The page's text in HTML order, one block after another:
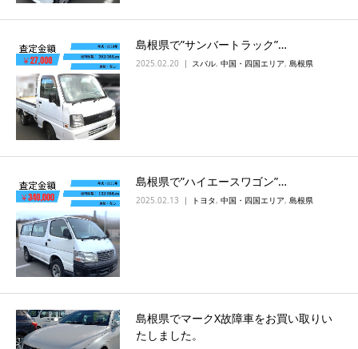
島根県で”サンバートラック”…
2025.02.20 スバル, 中国・四国エリア, 島根県
島根県で”ハイエースワゴン”…
2025.02.13 トヨタ, 中国・四国エリア, 島根県
島根県でマークX故障車をお買い取りい
たしました。